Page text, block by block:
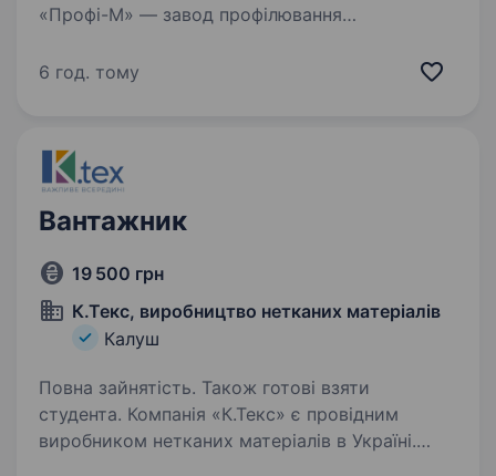
«Профі-М» — завод профілювання
роботи на наш вантажний автомобіль Reno
України…
6 год. тому
Вантажник
19 500 грн
К.Текс, виробництво нетканих матеріалів
Калуш
Повна зайнятість. Також готові взяти
студента. Компанія «К.Текс» є провідним
виробником нетканих матеріалів в Україні.